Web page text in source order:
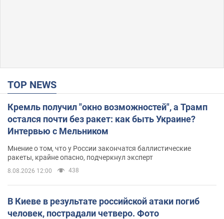
TOP NEWS
Кремль получил "окно возможностей", а Трамп
остался почти без ракет: как быть Украине?
Интервью с Мельником
Мнение о том, что у России закончатся баллистические
ракеты, крайне опасно, подчеркнул эксперт
8.08.2026 12:00 438
В Киеве в результате российской атаки погиб
человек, пострадали четверо. Фото